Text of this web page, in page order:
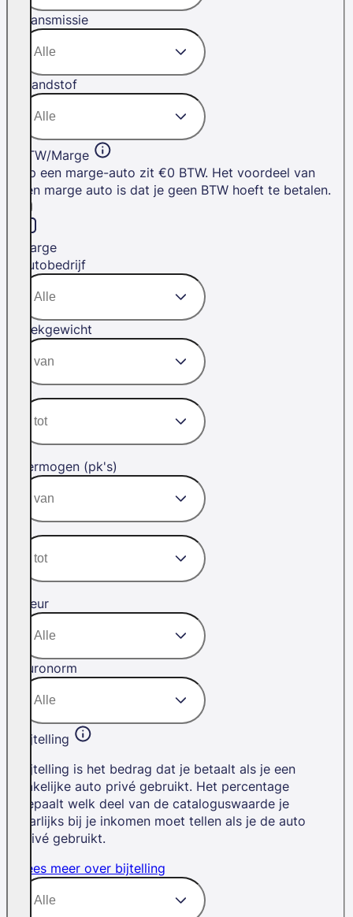
Transmissie
Brandstof
BTW/Marge
Op een marge-auto zit €0 BTW. Het voordeel van
een marge auto is dat je geen BTW hoeft te betalen.
Marge
Autobedrijf
Trekgewicht
Vermogen (pk's)
Kleur
Euronorm
Bijtelling
Bijtelling is het bedrag dat je betaalt als je een
zakelijke auto privé gebruikt. Het percentage
bepaalt welk deel van de cataloguswaarde je
jaarlijks bij je inkomen moet tellen als je de auto
privé gebruikt.
Lees meer over bijtelling